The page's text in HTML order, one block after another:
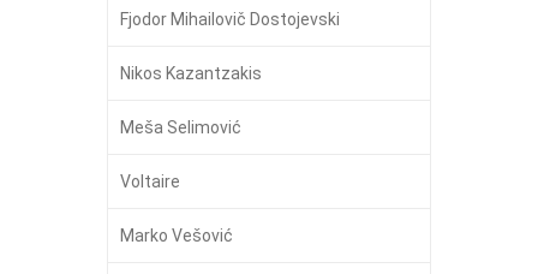
Fjodor Mihailovič Dostojevski
Nikos Kazantzakis
Meša Selimović
Voltaire
Marko Vešović